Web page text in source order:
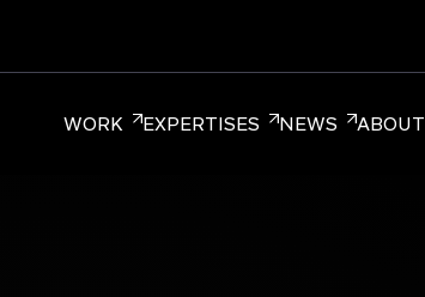
WORK EXPERTISES NEWS ABOUT